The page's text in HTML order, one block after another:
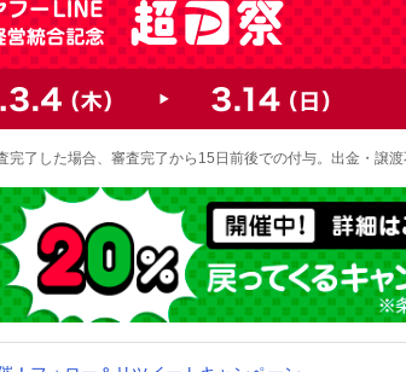
了した場合、審査完了から15日前後での付与。出金・譲渡